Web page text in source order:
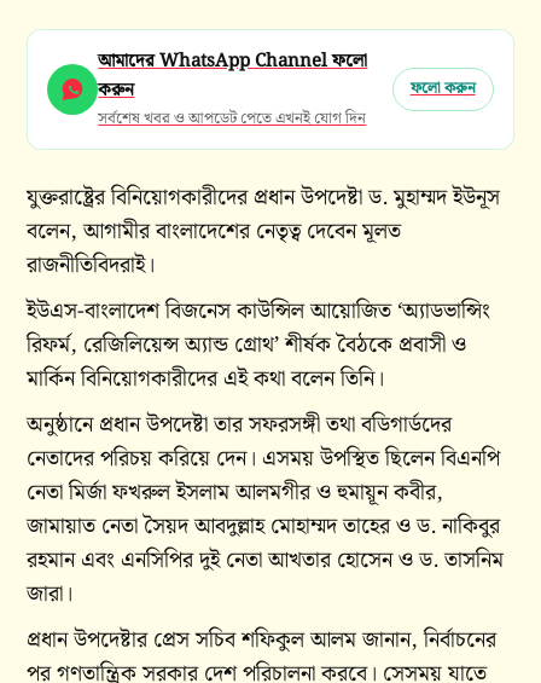
আমাদের WhatsApp Channel ফলো
করুন
সর্বশেষ খবর ও আপডেট পেতে এখনই যোগ দিন
ফলো করুন
যুক্তরাষ্ট্রের বিনিয়োগকারীদের প্রধান উপদেষ্টা ড. মুহাম্মদ ইউনূস
বলেন, আগামীর বাংলাদেশের নেতৃত্ব দেবেন মূলত
রাজনীতিবিদরাই।
ইউএস-বাংলাদেশ বিজনেস কাউন্সিল আয়োজিত ‘অ্যাডভান্সিং
রিফর্ম, রেজিলিয়েন্স অ্যান্ড গ্রোথ’ শীর্ষক বৈঠকে প্রবাসী ও
মার্কিন বিনিয়োগকারীদের এই কথা বলেন তিনি।
অনুষ্ঠানে প্রধান উপদেষ্টা তার সফরসঙ্গী তথা বডিগার্ডদের
নেতাদের পরিচয় করিয়ে দেন। এসময় উপস্থিত ছিলেন বিএনপি
নেতা মির্জা ফখরুল ইসলাম আলমগীর ও হুমায়ূন কবীর,
জামায়াত নেতা সৈয়দ আবদুল্লাহ মোহাম্মদ তাহের ও ড. নাকিবুর
রহমান এবং এনসিপির দুই নেতা আখতার হোসেন ও ড. তাসনিম
জারা।
প্রধান উপদেষ্টার প্রেস সচিব শফিকুল আলম জানান, নির্বাচনের
পর গণতান্ত্রিক সরকার দেশ পরিচালনা করবে। সেসময় যাতে